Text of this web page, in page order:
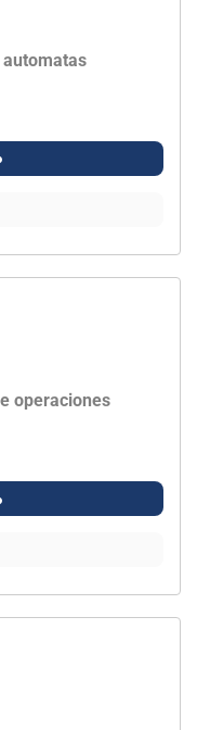
automatas
operaciones